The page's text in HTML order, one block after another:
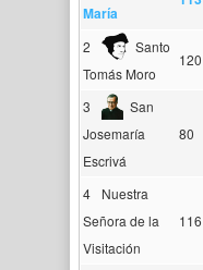
María
2
Santo
Tomás Moro
120
3
San
Josemaría
Escrivá
80
4
Nuestra
Señora de la
Visitación
116